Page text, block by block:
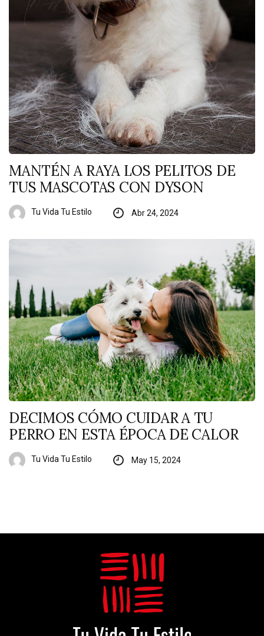
MANTÉN A RAYA LOS PELITOS DE
TUS MASCOTAS CON DYSON
Tu Vida Tu Estilo Abr 24, 2024
DECIMOS CÓMO CUIDAR A TU
PERRO EN ESTA ÉPOCA DE CALOR
Tu Vida Tu Estilo May 15, 2024